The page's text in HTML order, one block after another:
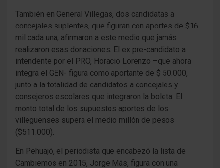
También en General Villegas, dos candidatas a
concejales suplentes, que figuran con aportes de $16
mil cada una, afirmaron a este medio que jamás
realizaron esas donaciones. El ex pre-candidato a
intendente por el PRO, Horacio Lorenzo –que ahora
integra el GEN- figura como aportante de $ 50.000,
junto a la totalidad de candidatos a concejales y
consejeros escolares que integraron la boleta. El
monto total de los supuestos aportes de los
villeguenses supera el medio millón de pesos
($511.000).
En Pehuajó, el periodista que encabezó la lista de
Cambiemos en 2015, Jorge Más, figura con una